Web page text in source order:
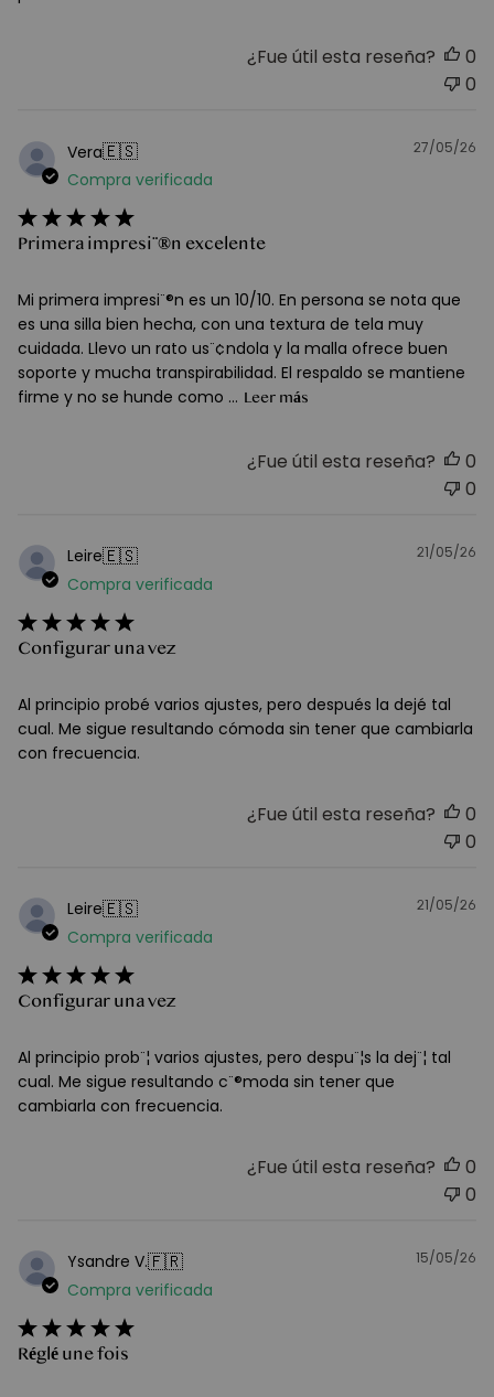
¿Fue útil esta reseña?
0
0
Vera🇪🇸
Compra verificada
Primera impresi¨®n excelente
Mi primera impresi¨®n es un 10/10. En persona se nota que
es una silla bien hecha, con una textura de tela muy
cuidada. Llevo un rato us¨¢ndola y la malla ofrece buen
soporte y mucha transpirabilidad. El respaldo se mantiene
firme y no se hunde como ... Leer más
27/05/26
¿Fue útil esta reseña?
0
0
Leire🇪🇸
Compra verificada
Configurar una vez
Al principio probé varios ajustes, pero después la dejé tal
cual. Me sigue resultando cómoda sin tener que cambiarla
con frecuencia.
21/05/26
¿Fue útil esta reseña?
0
0
Leire🇪🇸
Compra verificada
Configurar una vez
Al principio prob¨¦ varios ajustes, pero despu¨¦s la dej¨¦ tal
cual. Me sigue resultando c¨®moda sin tener que
cambiarla con frecuencia.
21/05/26
¿Fue útil esta reseña?
0
0
Ysandre V.🇫🇷
Compra verificada
Réglé une fois
15/05/26